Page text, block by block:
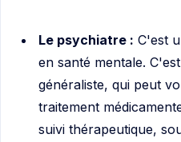
Le psychiatre : C'est
en santé mentale.
généraliste, qui peut
traitement
suivi thérapeutique,